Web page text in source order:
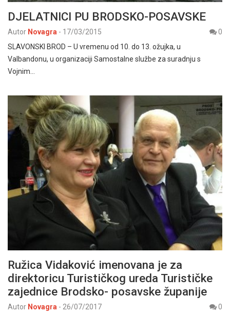
DJELATNICI PU BRODSKO-POSAVSKE
Autor Novagra - 17/03/2015
0
SLAVONSKI BROD – U vremenu od 10. do 13. ožujka, u
Valbandonu, u organizaciji Samostalne službe za suradnju s
Vojnim…
Ružica Vidaković imenovana je za
direktoricu Turističkog ureda Turističke
zajednice Brodsko- posavske županije
Autor Novagra - 26/07/2017
0